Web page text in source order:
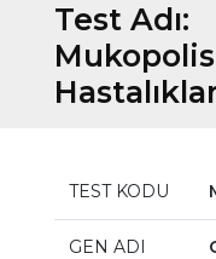
Test Adı:
TEST KODU
GEN ADI